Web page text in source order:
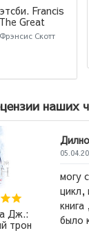
Francis
Great
Скотт
наших
Маас Сара
Стеклянный